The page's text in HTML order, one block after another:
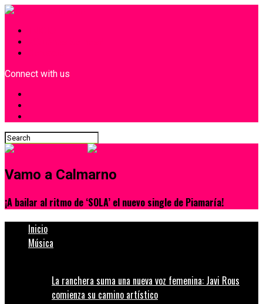
Connect with us
Vamo a Calmarno
¡A bailar al ritmo de ‘SOLA’ el nuevo single de Piamaría!
Inicio
Música
La ranchera suma una nueva voz femenina: Javi Rous
comienza su camino artístico